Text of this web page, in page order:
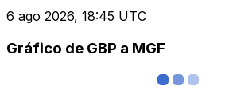
6 ago 2026, 18:45 UTC
Gráfico de GBP a MGF